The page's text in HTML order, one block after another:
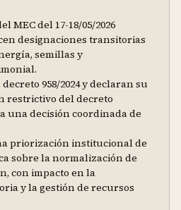
MEC del 17-18/05/2026
designaciones transitorias
semillas y
958/2024 y declaran su
restrictivo del decreto
una decisión coordinada de
priorización institucional de
sobre la normalización de
con impacto en la
y la gestión de recursos